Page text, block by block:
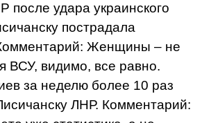
удара украинского
пострадала
Женщины – не
ВСУ, видимо, все равно.
за неделю более 10 раз
ЛНР. Комментарий: